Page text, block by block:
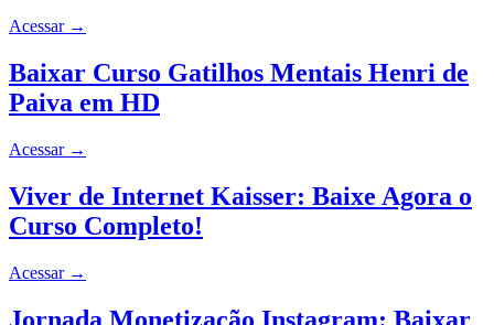
Acessar →
Baixar Curso Gatilhos Mentais Henri de
Paiva em HD
Acessar →
Viver de Internet Kaisser: Baixe Agora o
Curso Completo!
Acessar →
Jornada Monetização Instagram: Baixar